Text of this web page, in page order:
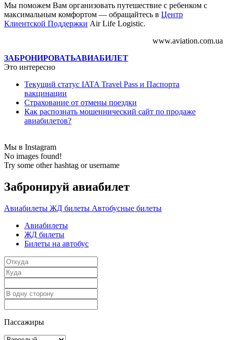
Мы поможем Вам организовать путешествие с ребенком с
максимальным комфортом — обращайтесь в Центр
Клиентской Поддержки Air Life Logistic.
www.aviation.com.ua
ЗАБРОНИРОВАТЬАВИАБИЛЕТ
Это интересно
Текущий статус IATA Travel Pass и Паспорта
вакцинации
Страхование от отмены поездки
Как распознать мошеннический сайт по продаже
авиабилетов?
Мы в Instagram
No images found!
Try some other hashtag or username
Забронируй авиабилет
Авиабилеты ЖД билеты Автобусные билеты
Авиабилеты
ЖД билеты
Билеты на автобус
Пассажиры